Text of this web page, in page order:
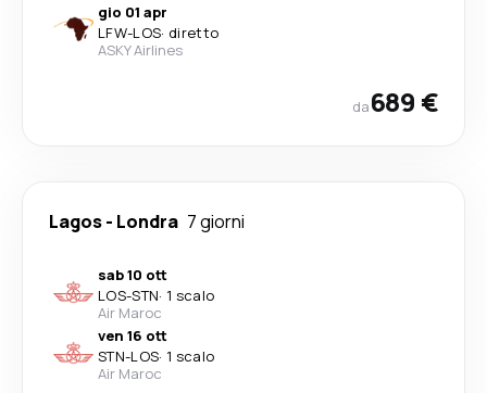
gio 01 apr
LFW-LOS· diretto
ASKY Airlines
da689 €
Lagos- Londra 7 giorni
sab 10 ott
LOS-STN· 1 scalo
Air Maroc
ven 16 ott
STN-LOS· 1 scalo
Air Maroc